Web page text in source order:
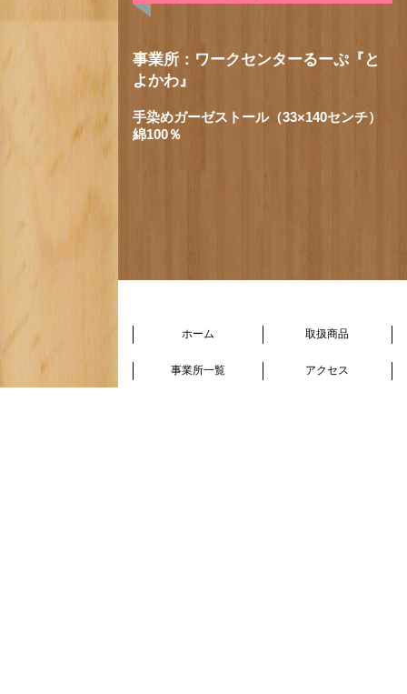
事業所：ワークセンターるーぷ『と
よかわ』
手染めガーゼストール（33×140センチ）
綿100％
ホーム 取扱商品
事業所一覧 アクセス